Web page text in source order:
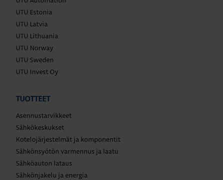
UTU Estonia
UTU Latvia
UTU Lithuania
UTU Norway
UTU Sweden
UTU Invest Oy
TUOTTEET
Asennustarvikkeet
Sähkökeskukset
Kotelojärjestelmät ja komponentit
Sähkönsyötön varmennus ja laatu
Sähköauton lataus
Sähkönjakelu ja energia